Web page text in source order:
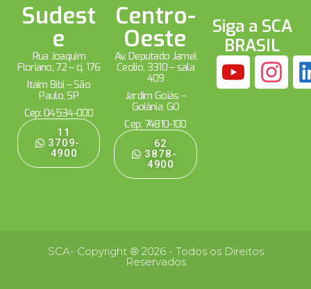
Sudest
e
Rua Joaquim
Floriano, 72 – cj. 176
Itaim Bibi – São
Paulo, SP
Cep: 04534-000
11
3709-
4900
Centro-
Oeste
Av. Deputado Jamel
Cecílio, 3310 – sala
409
Jardim Goiás –
Goiânia, GO
Cep: 74810-100
62
3878-
4900
Siga a SCA
BRASIL
SCA- Copyright ® 2026 - Todos os Direitos
Reservados